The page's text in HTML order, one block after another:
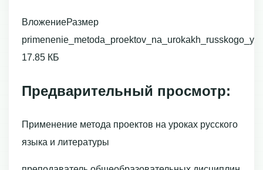
ВложениеРазмер
17.85 КБ
Предварительный просмотр:
Применение метода проектов на уроках русского
языка и литературы